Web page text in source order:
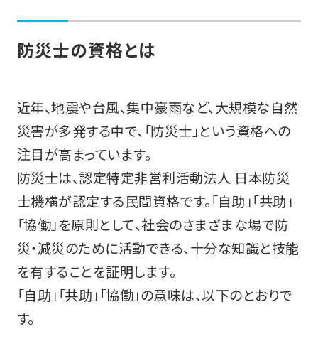
防災士の資格とは
近年、地震や台風、集中豪雨など、大規模な自然
災害が多発する中で、「防災士」という資格への
注目が高まっています。
防災士は、認定特定非営利活動法人 日本防災
士機構が認定する民間資格です。「自助」「共助」
「協働」を原則として、社会のさまざまな場で防
災・減災のために活動できる、十分な知識と技能
を有することを証明します。
「自助」「共助」「協働」の意味は、以下のとおりで
す。